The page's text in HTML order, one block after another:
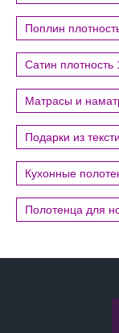
Поплин
Сатин плотность
Матрасы и
Подарки из
Кухонные
Полотенца для